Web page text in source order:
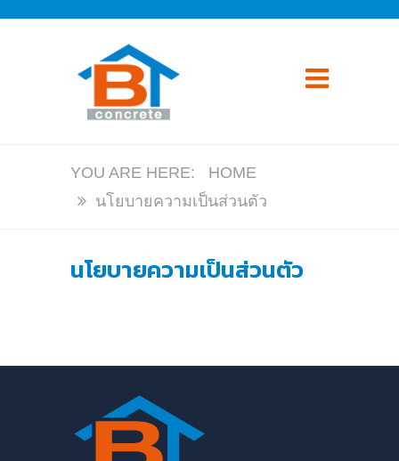
HOME
นโยบายความเป็นส่วนตัว
นโยบายความเป็นส่วนตัว